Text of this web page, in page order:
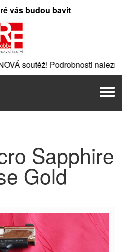
vás budou bavit
soutěž! Podrobnosti
. |
Sapphire
Gold